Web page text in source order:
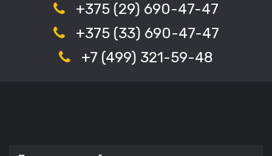
+375 (29) 690-47-47
+375 (33) 690-47-47
+7 (499) 321-59-48